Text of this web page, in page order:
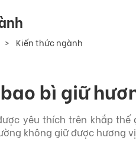
Kiến thức ngành
bì giữ
yêu thích trên khắp
không giữ được hương